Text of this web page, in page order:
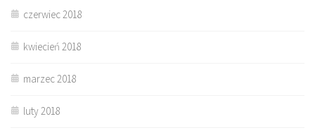
czerwiec 2018
kwiecień 2018
marzec 2018
luty 2018